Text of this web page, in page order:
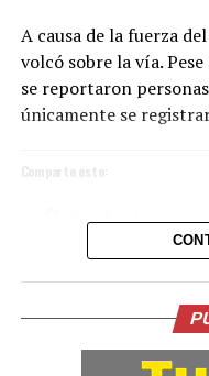
La ceremonia, incluyó
acompañaron el inicio
En su intervención, el
importantes anuncios
lucha contra la
A causa de la fuerza
volcó sobre la vía.
se reportaron
únicamente se
Comparte esto:
Me gusta esto: